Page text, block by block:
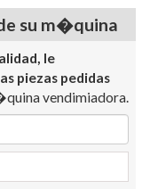
su m�quina
le
piezas pedidas
vendimiadora.